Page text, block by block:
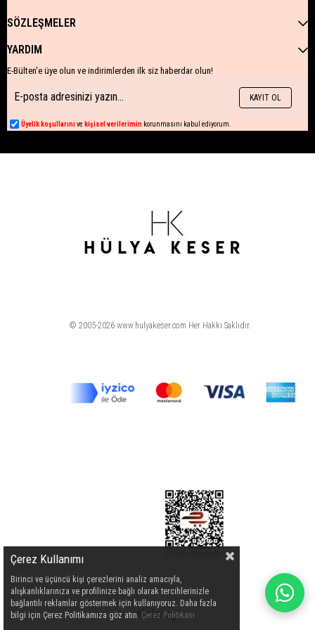
SÖZLEŞMELER
YARDIM
E-Bülten'e üye olun ve indirimlerden ilk siz haberdar olun!
KAYIT OL
Üyelik koşullarını ve kişisel verilerimin korunmasını kabul ediyorum.
© 2005-2026 www.hulyakeser.com Her Hakkı Saklıdır.
Çerez Kullanımı
Birinci ve üçüncü kişi çerezlerini analiz amacıyla,
alışkanlıklarınıza ve profilinize bağlı olarak tercihlerinizle
bağlantılı reklamlar göstermek için kullanıyoruz. Daha fazla
bilgi için Çerez Politikamıza göz atın. Çerez Politikası